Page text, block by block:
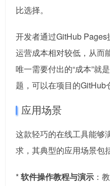
比选择。
开发者通过GitHub
运营成本相对较低，从而
唯一需要付出的“成本”就
题，可以在项目的GitHub
应用场景
这款轻巧的在线工具能够
求，其典型的应用场景包
*软件操作教程与演示 ：